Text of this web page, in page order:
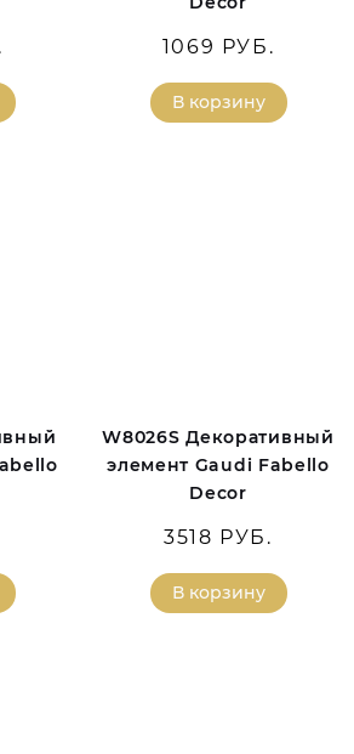
1069 РУБ.
В корзину
W8026S Декоративный
элемент Gaudi Fabello
Decor
3518 РУБ.
В корзину